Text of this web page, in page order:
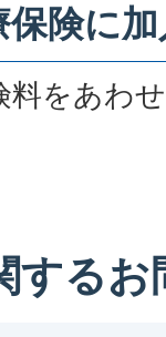
保険に
料をあわ
する